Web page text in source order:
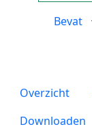
Bevat
Overzicht
Downloaden